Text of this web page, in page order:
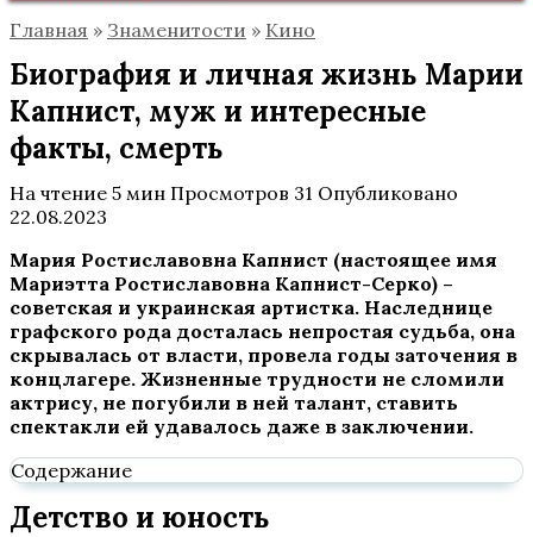
Главная » Знаменитости » Кино
Биография и личная жизнь Марии
Капнист, муж и интересные
факты, смерть
На чтение 5 мин Просмотров 31 Опубликовано
22.08.2023
Мария Ростиславовна Капнист (настоящее имя
Мариэтта Ростиславовна Капнист-Серко) –
советская и украинская артистка. Наследнице
графского рода досталась непростая судьба, она
скрывалась от власти, провела годы заточения в
концлагере. Жизненные трудности не сломили
актрису, не погубили в ней талант, ставить
спектакли ей удавалось даже в заключении.
Содержание
Детство и юность